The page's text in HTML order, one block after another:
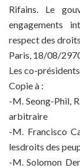
Rifains. Le
engagements
respect des
Paris, 18/08/
Les co-
Copie à :
-M. Seong-Phil,
arbitraire
-M. Francisco
lesdroits des
-M. Solomon